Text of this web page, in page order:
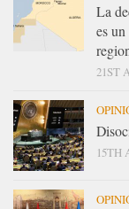
La
es
21ST
15TH